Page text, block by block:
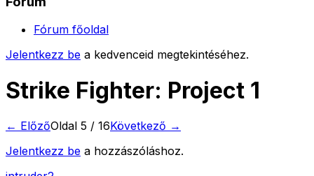
Fórum főoldal
Jelentkezz be a kedvenceid megtekintéséhez.
Strike Fighter: Project 1
← ElőzőOldal 5 / 16Következő →
Jelentkezz be a hozzászóláshoz.